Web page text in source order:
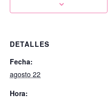
DETALLES
Fecha:
agosto 22
Hora: